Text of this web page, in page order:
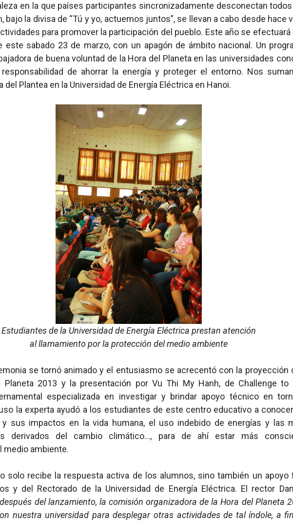
en la que países participantes sincronizadamente desconectan
bajo la divisa de “Tú y yo, actuemos juntos”, se llevan a cabo desde hace
para promover la participación del pueblo. Este año se efectuará
sabado 23 de marzo, con un apagón de ámbito nacional. Un
de buena voluntad de la Hora del Planeta en las universidades
de ahorrar la energía y proteger el entorno. Nos
del Plantea en la Universidad de Energía Eléctrica en Hanoi.
Estudiantes de la Universidad de Energía Eléctrica prestan atención
al llamamiento por la protección del medio ambiente
se tornó animado y el entusiasmo se acrecentó con la proyección
2013 y la presentación por Vu Thi My Hanh, de Challenge to
especializada en investigar y brindar apoyo técnico en
la experta ayudó a los estudiantes de este centro educativo a
sus impactos en la vida humana, el uso indebido de energías y las
derivados del cambio climático…, para de ahí estar más
medio ambiente.
solo recibe la respuesta activa de los alumnos, sino también un apoyo
y del Rectorado de la Universidad de Energía Eléctrica. El rector
del lanzamiento, la comisión organizadora de la Hora del Planeta
nuestra universidad para desplegar otras actividades de tal índole, a